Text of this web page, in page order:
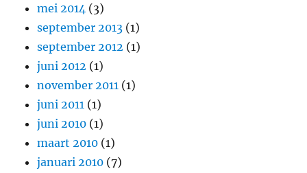
mei 2014 (3)
september 2013 (1)
september 2012 (1)
juni 2012 (1)
november 2011 (1)
juni 2011 (1)
juni 2010 (1)
maart 2010 (1)
januari 2010 (7)